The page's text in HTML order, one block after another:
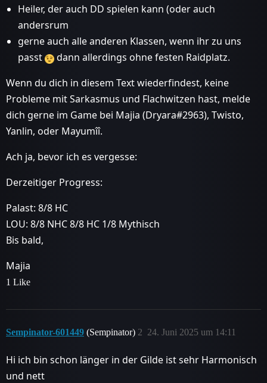
Heiler, der auch DD spielen kann (oder auch
andersrum
gerne auch alle anderen Klassen, wenn ihr zu uns
passt
dann allerdings ohne festen Raidplatz.
Wenn du dich in diesem Text wiederfindest, keine
Probleme mit Sarkasmus und Flachwitzen hast, melde
dich gerne im Game bei Majia (Dryara#2963), Twisto,
Yanlin, oder Mayumîî.
Ach ja, bevor ich es vergesse:
Derzeitiger Progress:
Palast: 8/8 HC
LOU: 8/8 NHC 8/8 HC 1/8 Mythisch
Bis bald,
Majia
1 Like
Sempinator-601449 (Sempinator) 24. Juni 2025 um 14:11
2
Hi ich bin schon länger in der Gilde ist sehr Harmonisch
und nett